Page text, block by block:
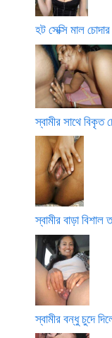
হট সেক্সি মাল
স্বামীর সাথে বিকৃত
স্বামীর বাড়া
স্বামীর বন্ধু চুদে